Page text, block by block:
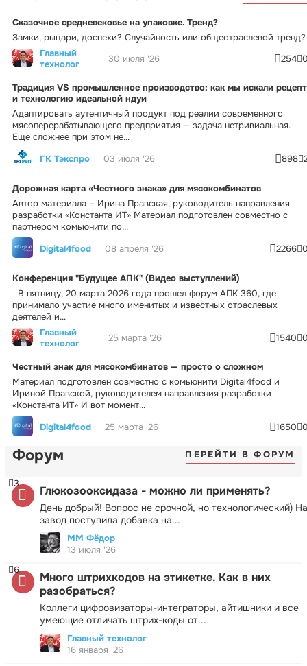
Сказочное средневековье на упаковке. Тренд?
Замки, рыцари, доспехи? Случайность или общеотраслевой тренд?
Главный
технолог
30 июля '26 254
Традиция VS промышленное производство: как мы искали рецепт
и технологию идеальной ндуи
Адаптировать аутентичный продукт под реалии современного
мясоперерабатывающего предприятия — задача нетривиальная.
Еще сложнее при этом не...
ГК Тэкспро
03 июля '26 898
Дорожная карта «Честного знака» для мясокомбинатов
Автор материала – Ирина Правская, руководитель направления
разработки «Константа ИТ» Материал подготовлен совместно с
партнером комьюнити по...
Digital4food
08 апреля '26 2266
Конференция "Будущее АПК" (Видео выступлений)
В пятницу, 20 марта 2026 года прошел форум АПК 360, где
принимало участие много именитых и известных отраслевых
деятелей и...
Главный
технолог
25 марта '26 1540
Честный знак для мясокомбинатов — просто о сложном
Материал подготовлен совместно с комьюнити Digital4food и
Ириной Правской, руководителем направления разработки
«Константа ИТ» И вот момент...
Digital4food
25 марта '26 1650
Форум ПЕРЕЙТИ В ФОРУМ
Глюкозооксидаза - можно ли применять?
День добрый! Вопрос не срочной, но технологический) На
завод поступила добавка на...
3
ММ Фёдор
13 июля '26
Много штрихкодов на этикетке. Как в них
разобраться?
Коллеги цифровизаторы-интеграторы, айтишники и все
умеющие отличать штрих-коды от...
6
Главный технолог
16 января '26